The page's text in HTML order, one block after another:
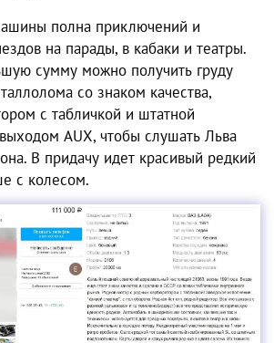
полна приключений и
на парады, в кабаки и театры.
сумму можно получить груду
со знаком качества,
с табличкой и штатной
AUX, чтобы слушать Льва
В придачу идет красивый редкий
с колесом.